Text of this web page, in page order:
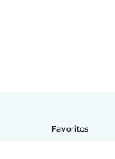
Favoritos